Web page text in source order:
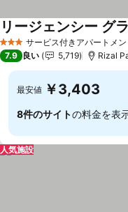
3 ホテルのランク
サービス付きアパートメン
リージェンシー グ
7.9 良い 5,719 Rizal
最安値 ￥3,403
8件のサイトの料金を表
人気施設